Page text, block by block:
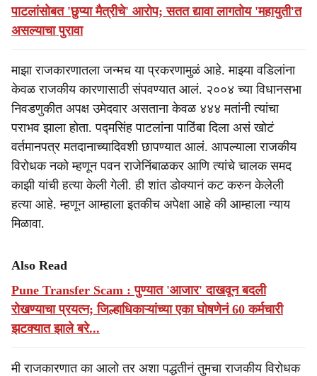
पाटलांसोबत 'छुप्या मैत्रीचे' आरोप; सतत द्यावा लागतोय 'महायुती'त
असल्याचा पुरावा
माझा राजकारणातला जन्मच या प्रकरणामुळं आहे. माझ्या वडिलांना
केवळ राजकीय कारणासाठी संपवण्यात आलं. २००४ च्या विधानसभा
निवडणुकीत अपक्ष उमेदवार असताना केवळ ४४४ मतांनी त्यांचा
पराभव झाला होता. पद्मसिंह पाटलांना पाठिंबा दिला असं खोटं
वर्तमानपत्र मतदानाच्यादिवशी छापण्यात आलं. आपल्याला राजकीय
विरोधक नको म्हणून पवन राजेनिंबाळकर आणि त्यांचे चालक समद
काझी यांची हत्या केली गेली. ही शांत डोक्यानं कट करुन केलेली
हत्या आहे. म्हणून आम्हाला इतकीच अपेक्षा आहे की आम्हाला न्याय
मिळावा.
Also Read
Pune Transfer Scam : पुण्यात 'आजार' दाखवून बदली
रोखण्याचा प्रयत्न; जिल्हाधिकाऱ्यांच्या एका घोषणेनं 60 कर्मचारी
झटक्यात झाले बरे...
मी राजकारणात का आलो तर अशा पद्धतीनं तुमचा राजकीय विरोधक